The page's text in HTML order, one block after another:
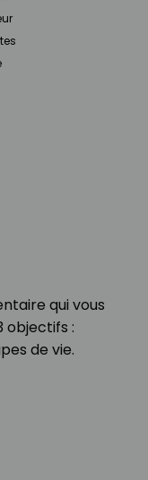
qui vous
objectifs :
de vie.